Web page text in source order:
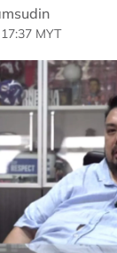
kelompok
saingan Piala
jelas
MYT